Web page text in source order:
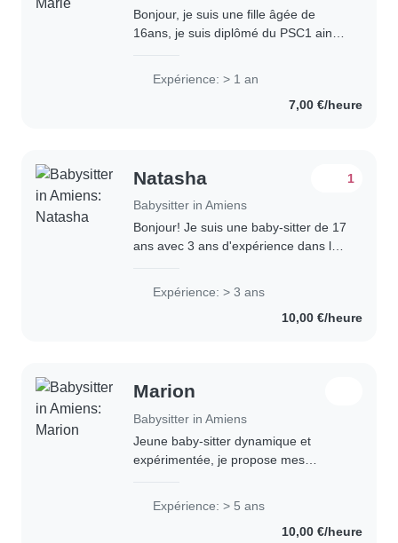
Bonjour, je suis une fille âgée de
16ans, je suis diplômé du PSC1 ainsi
BAFA. Je voudrais travailler avec les
Expérience: > 1 an
7,00 €/heure
Natasha
Babysitter in Amiens
1
Bonjour! Je suis une baby-sitter de 17
ans avec 3 ans d'expérience dans la
personne amusante, créative et
Expérience: > 3 ans
10,00 €/heure
Marion
Babysitter in Amiens
Jeune baby-sitter dynamique et
expérimentée, je propose mes
professionnalisme. Avec 5 ans
d'expérience auprès des enfants
Expérience: > 5 ans
10,00 €/heure